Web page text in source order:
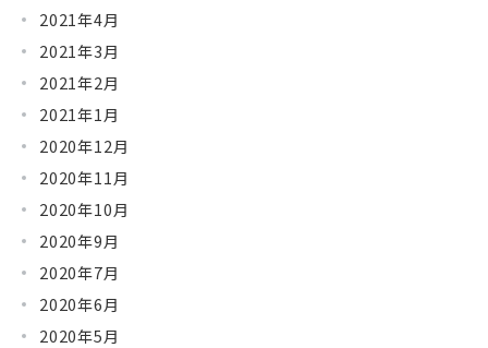
2021年4月
2021年3月
2021年2月
2021年1月
2020年12月
2020年11月
2020年10月
2020年9月
2020年7月
2020年6月
2020年5月